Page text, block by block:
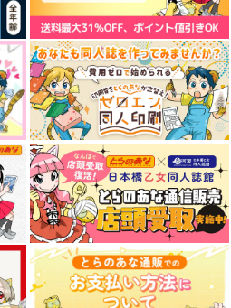
伊達組南国編
の
（税込）
月見ればちぢに物こそ
かなしけれ
Pink Elephant
707円（税込）